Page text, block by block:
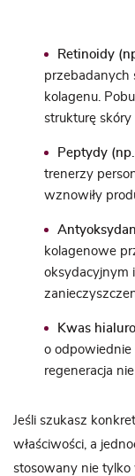
Retinoidy
przebadanych
kolagenu.
strukturę skóry
Peptydy
trenerzy
wznowiły
kolagenowe
oksydacyjnym
Kwas
o odpowiednie
regeneracja
Jeśli szukasz
właściwości, a
stosowany nie tylko